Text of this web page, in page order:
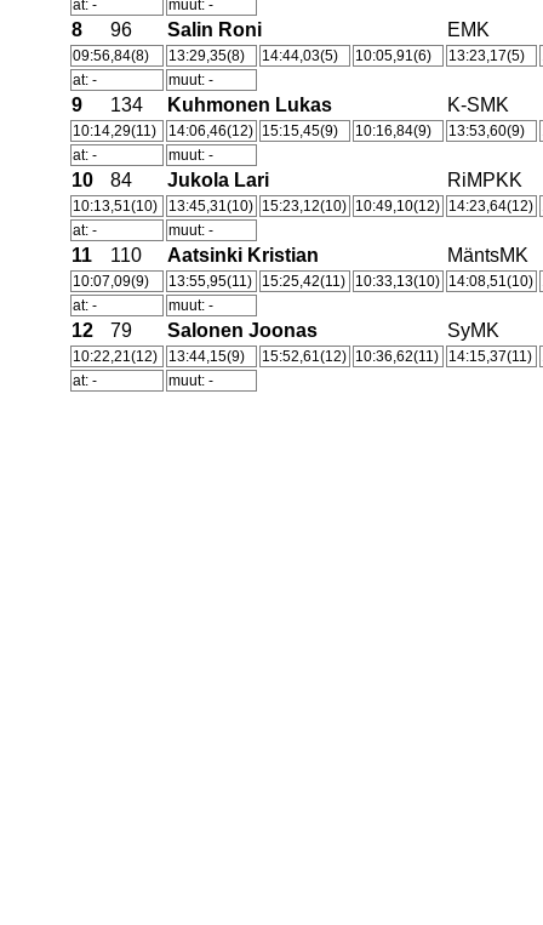
at: -
muut: -
8 96 Salin Roni EMK
09:56,84(8) 13:29,35(8) 14:44,03(5) 10:05,91(6) 13:23,17(5)
at: -
muut: -
9 134 Kuhmonen Lukas K-SMK
10:14,29(11) 14:06,46(12) 15:15,45(9) 10:16,84(9) 13:53,60(9)
at: -
muut: -
10 84 Jukola Lari RiMPKK
10:13,51(10) 13:45,31(10) 15:23,12(10) 10:49,10(12) 14:23,64(12)
at: -
muut: -
11 110 Aatsinki Kristian MäntsMK
10:07,09(9) 13:55,95(11) 15:25,42(11) 10:33,13(10) 14:08,51(10)
at: -
muut: -
12 79 Salonen Joonas SyMK
10:22,21(12) 13:44,15(9) 15:52,61(12) 10:36,62(11) 14:15,37(11)
at: -
muut: -